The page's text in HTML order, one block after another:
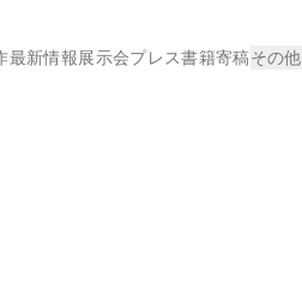
最新情報展示会プレス書籍寄稿その他